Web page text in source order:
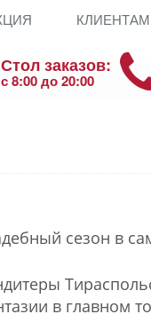
Стол заказов:
с 8:00 до 20:00
КЛИЕНТАМ
сезон в
в главном